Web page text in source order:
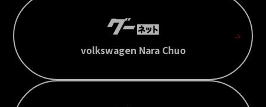
volkswagen Nara Chuo